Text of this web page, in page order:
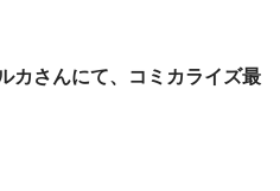
カさんにて、コミカライズ最